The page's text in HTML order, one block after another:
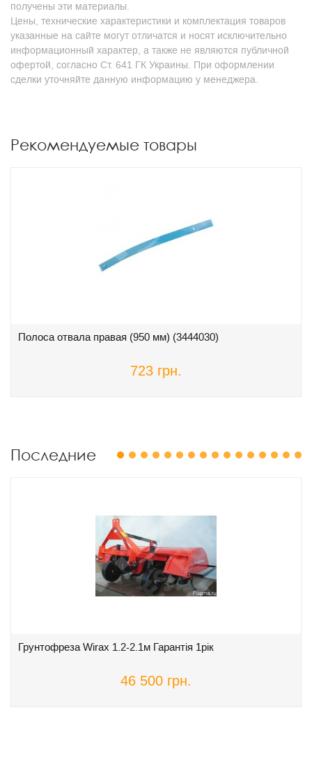
получены эти материалы.
Цены, технические характеристики и комплектация товаров
указанные на сайте могут отличатся и носят исключительно
информационный характер, а также не являются публичной
офертой, согласно Ст. 641 ГК Украины. При оформлении
сделки уточняйте данную информацию у менеджера.
Рекомендуемые товары
Полоса отвала правая (950 мм) (3444030)
723 грн.
Последние
Грунтофреза Wirax 1.2-2.1м Гарантія 1рік
46 500 грн.
1 2 3 4 5 6 7 8 9 10 11 12 13 14 15 16